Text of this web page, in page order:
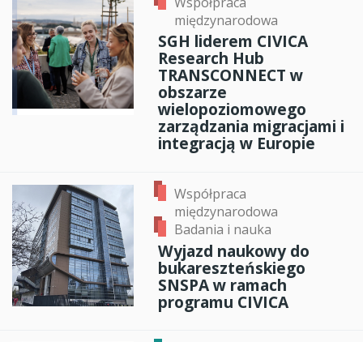
międzynarodowa
SGH liderem CIVICA
Research Hub
TRANSCONNECT w
obszarze
wielopoziomowego
zarządzania migracjami i
integracją w Europie
Współpraca
międzynarodowa
Badania i nauka
Wyjazd naukowy do
bukareszteńskiego
SNSPA w ramach
programu CIVICA